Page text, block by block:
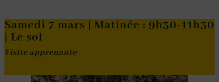
Samedi 7 mars | Matinée : 9h30-11h30
| Le sol
Visite apprenante